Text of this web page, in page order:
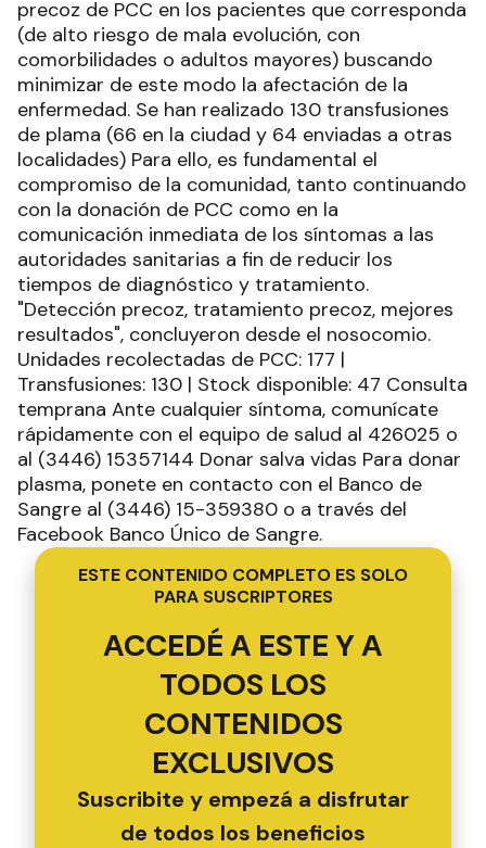
precoz de PCC en los pacientes que corresponda
(de alto riesgo de mala evolución, con
comorbilidades o adultos mayores) buscando
minimizar de este modo la afectación de la
enfermedad. Se han realizado 130 transfusiones
de plama (66 en la ciudad y 64 enviadas a otras
localidades) Para ello, es fundamental el
compromiso de la comunidad, tanto continuando
con la donación de PCC como en la
comunicación inmediata de los síntomas a las
autoridades sanitarias a fin de reducir los
tiempos de diagnóstico y tratamiento.
"Detección precoz, tratamiento precoz, mejores
resultados", concluyeron desde el nosocomio.
Unidades recolectadas de PCC: 177 |
Transfusiones: 130 | Stock disponible: 47 Consulta
temprana Ante cualquier síntoma, comunícate
rápidamente con el equipo de salud al 426025 o
al (3446) 15357144 Donar salva vidas Para donar
plasma, ponete en contacto con el Banco de
Sangre al (3446) 15-359380 o a través del
Facebook Banco Único de Sangre.
ESTE CONTENIDO COMPLETO ES SOLO
PARA SUSCRIPTORES
ACCEDÉ A ESTE Y A
TODOS LOS
CONTENIDOS
EXCLUSIVOS
Suscribite y empezá a disfrutar
de todos los beneficios